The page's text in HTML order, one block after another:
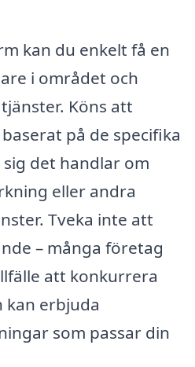
kan du enkelt få en
i området och
Köns att
på de specifika
det handlar om
eller andra
Tveka inte att
– många företag
att konkurrera
erbjuda
som passar din